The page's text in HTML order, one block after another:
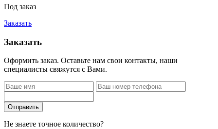
Под заказ
Заказать
Заказать
Оформить заказ. Оставьте нам свои контакты, наши
специалисты свяжутся с Вами.
Отправить
Не знаете точное количество?